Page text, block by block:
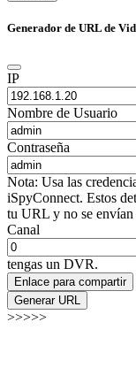
Generador de URL de
IP
Nombre de Usuario
Contraseña
Nota: Usa las
iSpyConnect. Estos
tu URL y no se envían
Canal
tengas un DVR.
Enlace para compartir
Generar URL
>>>>>